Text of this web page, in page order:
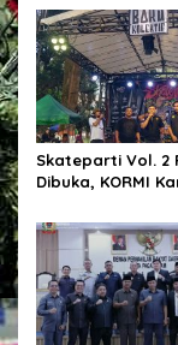
Ekonomi Daerah
Skateparti Vol. 2
Dibuka, KORMI
Komunitas